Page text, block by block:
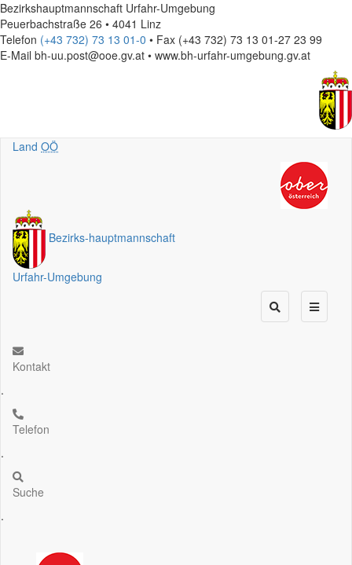
Bezirkshauptmannschaft Urfahr-Umgebung
Peuerbachstraße 26 • 4041 Linz
Telefon (+43 732) 73 13 01-0 • Fax (+43 732) 73 13 01-27 23 99
E-Mail bh-uu.post@ooe.gv.at • www.bh-urfahr-umgebung.gv.at
Land OÖ
Bezirks-hauptmannschaft
Urfahr-Umgebung
Kontakt
.
Telefon
.
Suche
.